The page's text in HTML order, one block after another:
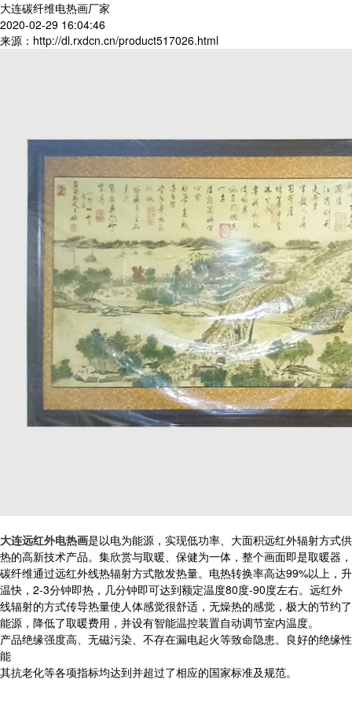
大连碳纤维电热画厂家
2020-02-29 16:04:46
来源：http://dl.rxdcn.cn/product517026.html
大连远红外电热画是以电为能源，实现低功率、大面积远红外辐射方式供
热的高新技术产品。集欣赏与取暖、保健为一体，整个画面即是取暖器，
碳纤维通过远红外线热辐射方式散发热量。电热转换率高达99%以上，升
温快，2-3分钟即热，几分钟即可达到额定温度80度-90度左右。远红外
线辐射的方式传导热量使人体感觉很舒适，无燥热的感觉，极大的节约了
能源，降低了取暖费用，并设有智能温控装置自动调节室内温度。
产品绝缘强度高、无磁污染、不存在漏电起火等致命隐患。良好的绝缘性
能
其抗老化等各项指标均达到并超过了相应的国家标准及规范。